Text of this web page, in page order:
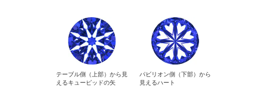
テーブル側（上部）から見
えるキューピッドの矢
パビリオン側（下部）から
見えるハート